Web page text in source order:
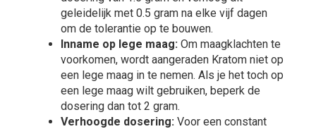
geleidelijk met 0.5 gram na elke vijf dagen
om de tolerantie op te bouwen.
Inname op lege maag: Om maagklachten te
voorkomen, wordt aangeraden Kratom niet op
een lege maag in te nemen. Als je het toch op
een lege maag wilt gebruiken, beperk de
dosering dan tot 2 gram.
Verhoogde dosering: Voor een constant